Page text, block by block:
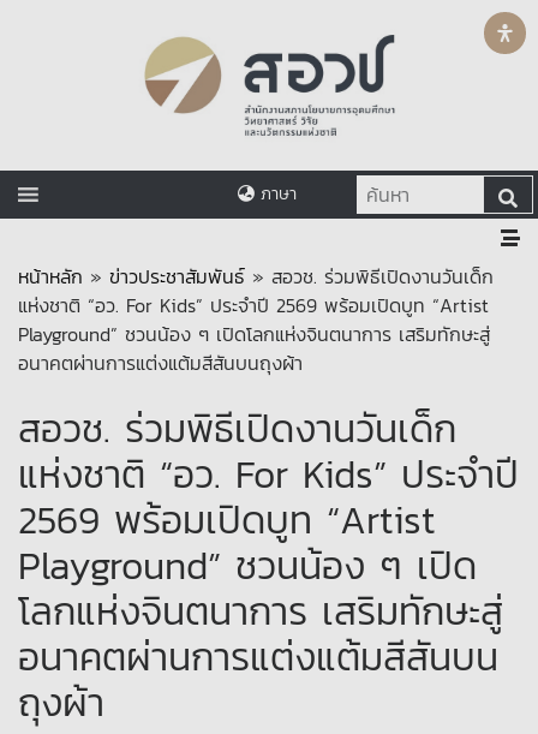
ภาษา
หน้าหลัก » ข่าวประชาสัมพันธ์ » สอวช. ร่วมพิธีเปิดงานวันเด็ก
แห่งชาติ “อว. For Kids” ประจำปี 2569 พร้อมเปิดบูท “Artist
Playground” ชวนน้อง ๆ เปิดโลกแห่งจินตนาการ เสริมทักษะสู่
อนาคตผ่านการแต่งแต้มสีสันบนถุงผ้า
สอวช. ร่วมพิธีเปิดงานวันเด็ก
แห่งชาติ “อว. For Kids” ประจำปี
2569 พร้อมเปิดบูท “Artist
Playground” ชวนน้อง ๆ เปิด
โลกแห่งจินตนาการ เสริมทักษะสู่
อนาคตผ่านการแต่งแต้มสีสันบน
ถุงผ้า